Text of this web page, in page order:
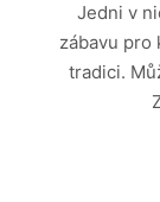
Jedni v
zábavu pro
tradici.